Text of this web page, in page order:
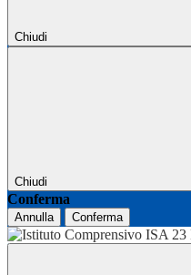
Chiudi
Chiudi
Conferma
Annulla Conferma